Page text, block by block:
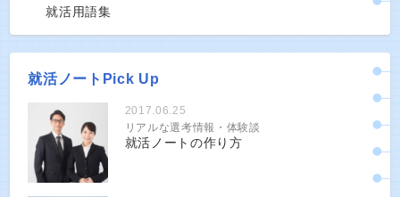
就活用語集
就活ノートPick Up
2017.06.25
リアルな選考情報・体験談
就活ノートの作り方